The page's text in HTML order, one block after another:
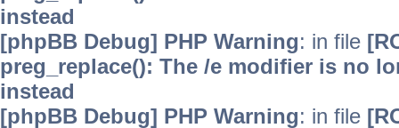
instead
[phpBB Debug] PHP Warning: in file
preg_replace(): The /e modifier is no
instead
[phpBB Debug] PHP Warning: in file